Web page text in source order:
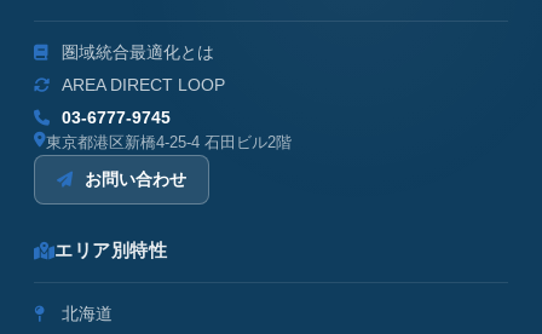
圏域統合最適化とは
AREA DIRECT LOOP
03-6777-9745
東京都港区新橋4-25-4 石田ビル2階
お問い合わせ
エリア別特性
北海道